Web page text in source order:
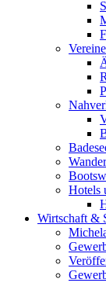
Vereine
Hotels
Wirtschaft &